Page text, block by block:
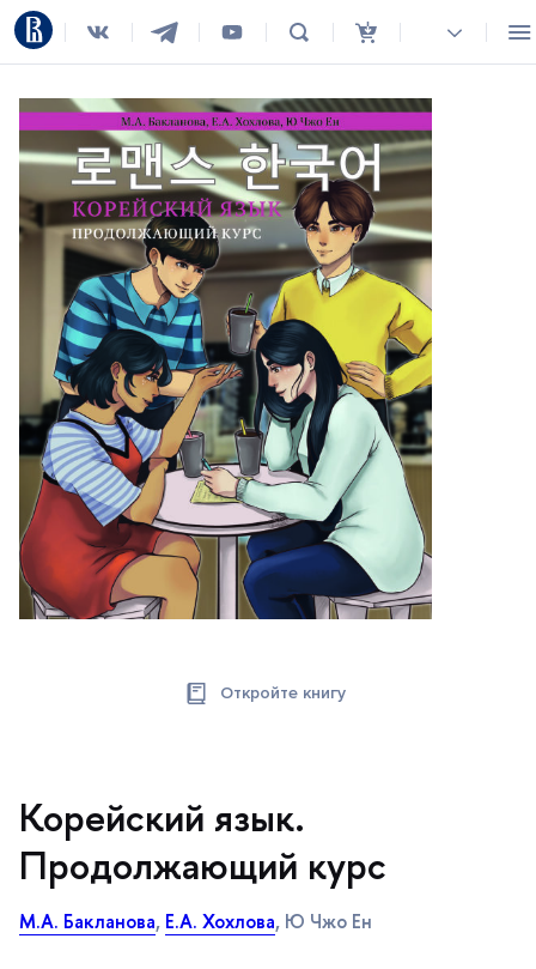
Откройте книгу
Корейский язык.
Продолжающий курс
М.А. Бакланова, Е.А. Хохлова, Ю Чжо Ен